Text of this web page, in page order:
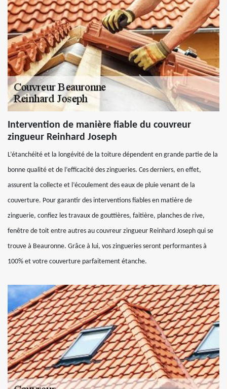
Intervention de manière fiable du couvreur
zingueur Reinhard Joseph
L’étanchéité et la longévité de la toiture dépendent en grande partie de la
bonne qualité et de l’efficacité des zingueries. Ces derniers, en effet,
assurent la collecte et l’écoulement des eaux de pluie venant de la
couverture. Pour garantir des interventions fiables en matière de
zinguerie, confiez les travaux de gouttières, faitière, planches de rive,
fenêtre de toit entre autres au couvreur zingueur Reinhard Joseph qui se
trouve à Beauronne. Grâce à lui, vos zingueries seront performantes à
100% et votre couverture parfaitement étanche.